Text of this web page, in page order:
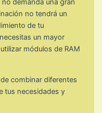
demanda una gran
no tendrá un
de tu
un mayor
módulos de RAM
combinar diferentes
tus necesidades y